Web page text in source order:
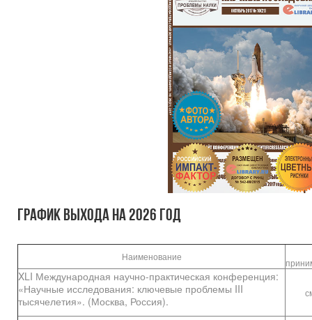
График выхода на 2026 год
Наименование
XLI Международная научно-практическая конференция:
«Научные исследования: ключевые проблемы III
тысячелетия». (Москва, Россия).